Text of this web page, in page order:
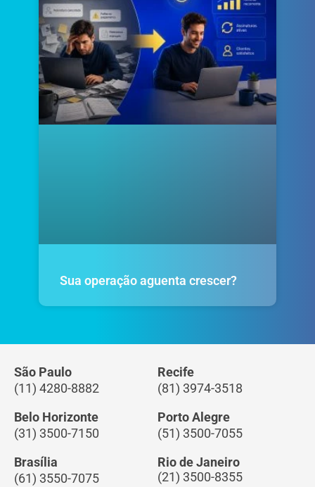
Sua operação aguenta crescer?
São Paulo
(11) 4280-8882
Recife
(81) 3974-3518
Belo Horizonte
(31) 3500-7150
Porto Alegre
(51) 3500-7055
Brasília
(61) 3550-7075
Rio de Janeiro
(21) 3500-8355